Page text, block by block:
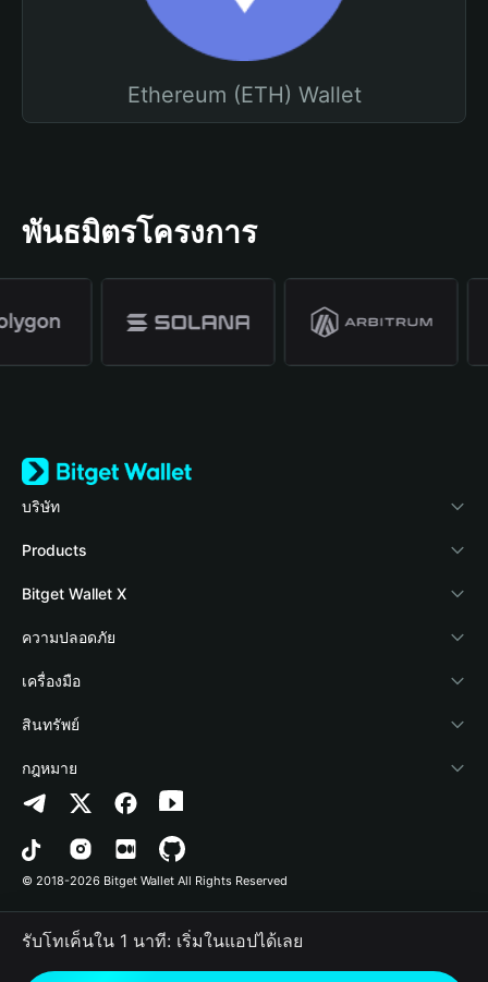
Ethereum (ETH) Wallet
พันธมิตรโครงการ
บริษัท
เกี่ยวกับ Bitget Wallet
Blog
Academy
ข่าวสารด้านคริปโต
ศูนย์ช่วยเหลือ
ติดต่อเรา
ทรัพยากรข้อมูลของแบรนด์
อาชีพ
Products
Crypto Card
Stablecoin Earn
Payfi Crypto
Crypto Swap API
Altcoin Season Index
Prediction Markets
DApp
RWA
Bitget Wallet X
นักพัฒนา
เชื่อมต่อ Wallet
Bitget Wallet Pay
ลิสต์โปรเจกต์
ความปลอดภัย
Protection Fund
เทคโนโลยีความปลอดภัย
เครื่องมือ
ซื้อคริปโต
การตรวจจับการอนุญาต
การตรวจจับสัญญา
การโอนเป็นชุด
สินทรัพย์
Arbitrum
Avalanche
Bitcoin
Polygon
กฎหมาย
นโยบายความเป็นส่วนตัว
ข้อตกลงในการใช้บริการ
© 2018-2026 Bitget Wallet All Rights Reserved
รับโทเค็นใน 1 นาที: เริ่มในแอปได้เลย